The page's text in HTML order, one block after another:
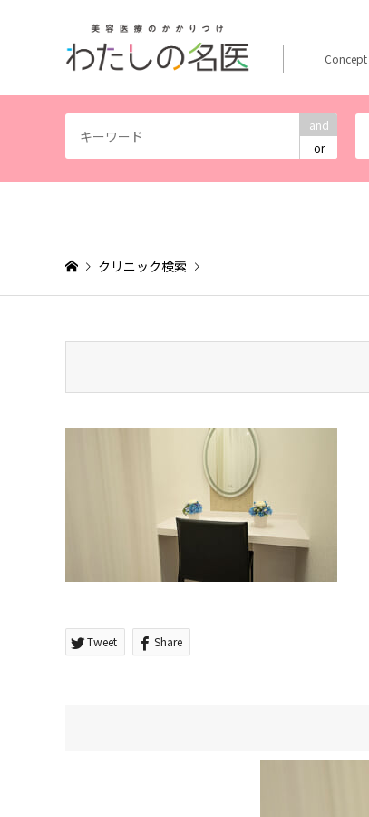
and
or
Concept
クリニック検索
Tweet Share